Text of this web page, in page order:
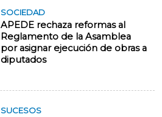
SOCIEDAD
APEDE rechaza reformas al
Reglamento de la Asamblea
por asignar ejecución de obras a
diputados
SUCESOS